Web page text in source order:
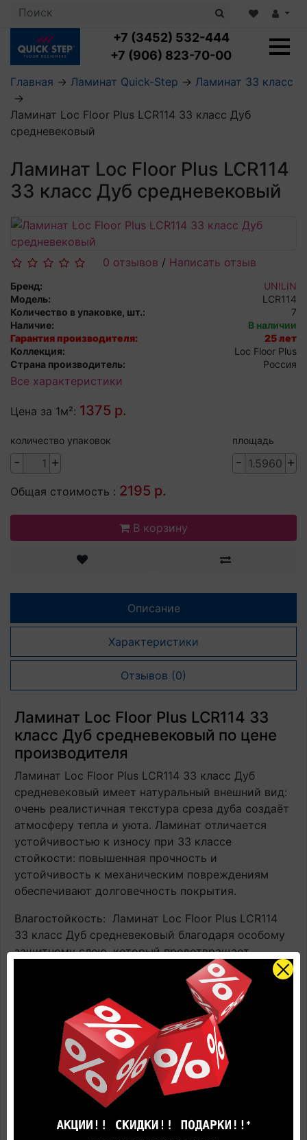
+7 (3452) 532-444
+7 (906) 823-70-00
Ламинат с укладкой
Ламинат 32 класс
Посмотреть все категории
LOC FLOOR PLUS
LOC FLOOR ARCTIC
Кварцвиниловая плитка с укладкой
Клеевая кварцвиниловая плитка
Виниловый ламинат
Посмотреть все категории
Плинтус
Профили для ступеней
Подложка
Пороги
Посмотреть все категории
Посмотреть все категории
Главная → Ламинат Quick-Step → Ламинат 33 класс
→
Ламинат Loc Floor Plus LCR114 33 класс Дуб
средневековый
Ламинат Loc Floor Plus LCR114
33 класс Дуб средневековый
0 отзывов / Написать отзыв
Бренд:
UNILIN
Модель:
LCR114
Количество в упаковке, шт.:
7
Наличие:
В наличии
Гарантия производителя:
25 лет
Коллекция:
Loc Floor Plus
Страна производитель:
Россия
Все характеристики
Цена за 1м²: 1375 р.
количество упаковок
- +
площадь
- +
Общая стоимость : 2195 р.
В корзину
Описание
Характеристики
Отзывов (0)
Ламинат Loc Floor Plus LCR114 33
класс Дуб средневековый по цене
производителя
Ламинат Loc Floor Plus LCR114 33 класс Дуб
средневековый имеет натуральный внешний вид:
очень реалистичная текстура среза дуба создаёт
атмосферу тепла и уюта. Ламинат отличается
устойчивостью к износу при 33 классе
стойкости: повышенная прочность и
устойчивость к механическим повреждениям
обеспечивают долговечность покрытия.
Влагостойкость: Ламинат Loc Floor Plus LCR114
33 класс Дуб средневековый благодаря особому
защитному слою, который предотвращает
впитывание влаги идеально подходит для
укладки в помещениях с повышенной
влажностью воздуха (кухни и ванные комнаты).
Легкость укладки: система фирменного
замкового соединения позволяет быстро и
просто укладывать ламинат, не требуя
дополнительных инструментов.
Страна производства: Россия
Бренд: Unilin